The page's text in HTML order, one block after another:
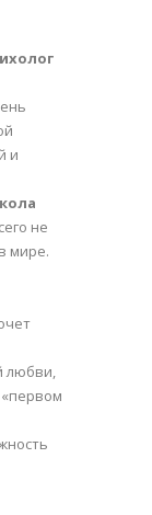
и
не
мире.
любви,